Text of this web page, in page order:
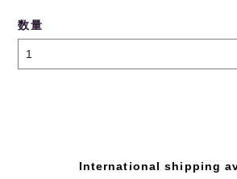
数量
International shipping